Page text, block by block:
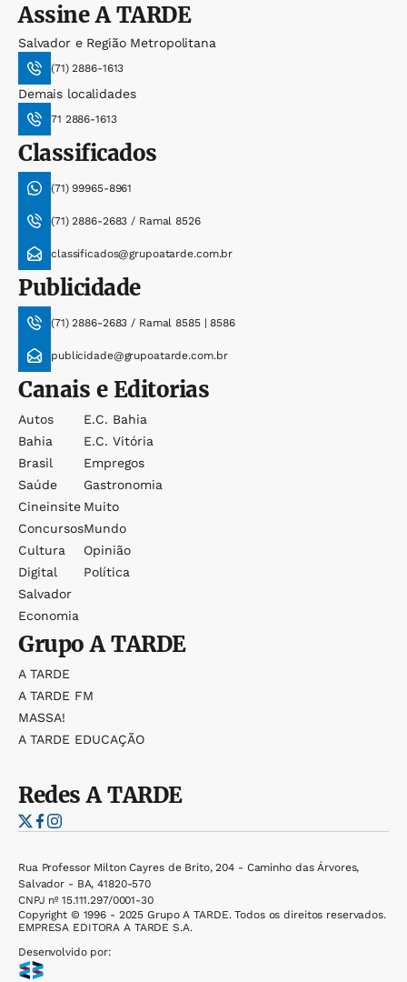
AssineA TARDE
Salvador e Região Metropolitana
(71) 2886-1613
Demais localidades
71 2886-1613
Classificados
(71) 99965-8961
(71) 2886-2683 / Ramal 8526
classificados@grupoatarde.com.br
Publicidade
(71) 2886-2683 / Ramal 8585 | 8586
publicidade@grupoatarde.com.br
Canais e Editorias
Autos
Bahia
Brasil
Saúde
Cineinsite
Concursos
Cultura
Digital
Salvador
Economia
E.c. Bahia
E.c. Vitória
Empregos
Gastronomia
Muito
Mundo
Opinião
Política
GrupoA TARDE
A TARDE
A TARDE FM
MASSA!
A TARDE EDUCAÇÃO
RedesA TARDE
Rua Professor Milton Cayres de Brito, 204 - Caminho das Árvores,
Salvador - BA, 41820-570
CNPJ nº 15.111.297/0001-30
Copyright © 1996 - 2025 Grupo A TARDE. Todos os direitos reservados.
EMPRESA EDITORA A TARDE S.A.
Desenvolvido por: